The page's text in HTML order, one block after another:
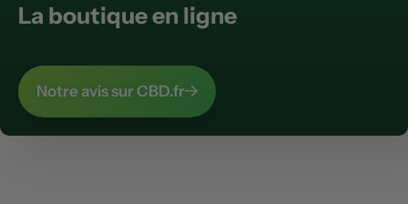
La boutique en ligne
Notre avis sur CBD.fr